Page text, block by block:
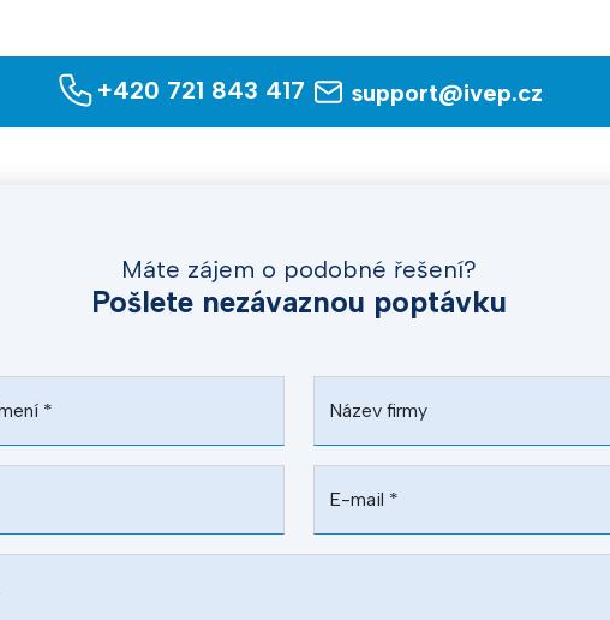
+420 721 843 417 support@ivep.cz
Máte zájem o podobné řešení?
Pošlete nezávaznou poptávku
* Název firmy
E-mail *